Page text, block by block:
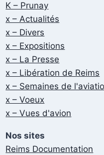
K – Prunay
x – Actualités
x – Divers
x – Expositions
x – La Presse
x – Libération de Reims
x – Semaines de
x – Voeux
x – Vues d'avion
Nos sites
Reims Documentation